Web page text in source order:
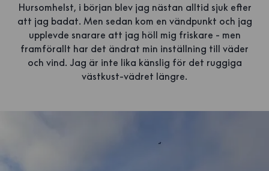
Hursomhelst, i början blev jag nästan alltid sjuk efter
att jag badat. Men sedan kom en vändpunkt och jag
upplevde snarare att jag höll mig friskare - men
framförallt har det ändrat min inställning till väder
och vind. Jag är inte lika känslig för det ruggiga
västkust-vädret längre.